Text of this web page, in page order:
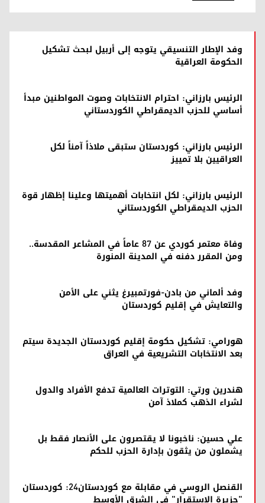
وفد الإطار التنسيقي يتوجه إلى أربيل لبحث تشكيل
الحكومة العراقية
الرئيس بارزاني: احترام الانتخابات وصوت المواطنين مبدأ
أساسي للحزب الديمقراطي الكوردستاني
الرئيس بارزاني: كوردستان ستبقى ملاذاً آمناً لكل
العراقيين بلا تمييز
الرئيس بارزاني: لكل انتخابات أهميتها وعلينا إظهار قوة
الحزب الديمقراطي الكوردستاني
وفاة معتمر كوردي عن 87 عاماً في المشاعر المقدسة..
ومن المقرر دفنه في المدينة المنورة
وفد ألماني من بادن-فورتمبيرغ يثني على الأمن
والتعايش في إقليم كوردستان
هورامي: تشكيل حكومة إقليم كوردستان الجديدة سيتم
بعد الانتخابات التشريعية في العراق
هندرين ورتي: التوترات العالمية تدفع الأفراد والدول
لشراء الذهب كملاذ آمن
علي حسين: ناخبونا لا يقتصرون على الأنصار فقط بل
يشملون من يثقون بإدارة الحزب للحكم
القنصل الروسي في مقابلة مع كوردستان24: كوردستان